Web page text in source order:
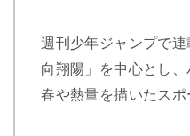
週刊少年ジャンプで
向翔陽」を中心とし
春や熱量を描いたスポ